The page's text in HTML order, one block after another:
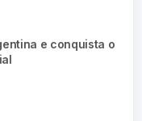
e conquista o